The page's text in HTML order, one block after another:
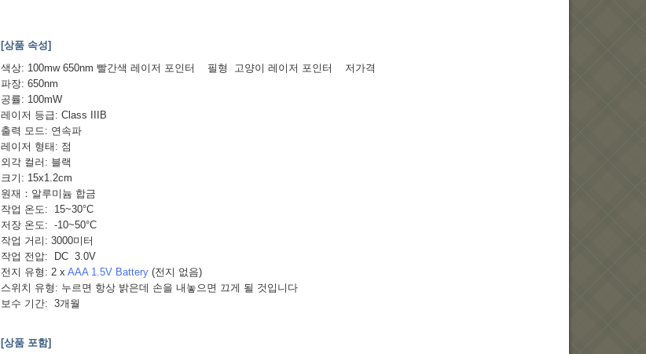
[상품 속성]
색상: 100mw 650nm 빨간색 레이저 포인터 필형 고양이 레이저 포인터 저가격
파장: 650nm
공률: 100mW
레이저 등급: Class IIIB
출력 모드: 연속파
레이저 형태: 점
외각 컬러: 블랙
크기: 15x1.2cm
원재：알루미늄 합금
작업 온도: 15~30°C
저장 온도: -10~50°C
작업 거리: 3000미터
작업 전압: DC 3.0V
전지 유형: 2 x AAA 1.5V Battery(전지 없음)
스위치 유형: 누르면 항상 밝은데 손을 내놓으면 끄게 될 것입니다
보수 기간: 3개월
[상품 포함]